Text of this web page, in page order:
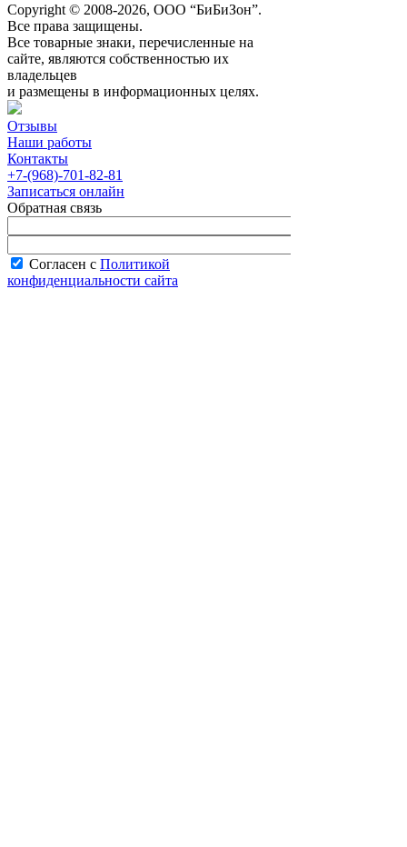
Copyright © 2008-2026, ООО “БиБиЗон”.
Все права защищены.
Все товарные знаки, перечисленные на
сайте, являются собственностью их
владельцев
и размещены в информационных целях.
Отзывы
Наши работы
Контакты
+7-(968)-701-82-81
Записаться онлайн
Обратная связь
Согласен с Политикой
конфиденциальности сайта